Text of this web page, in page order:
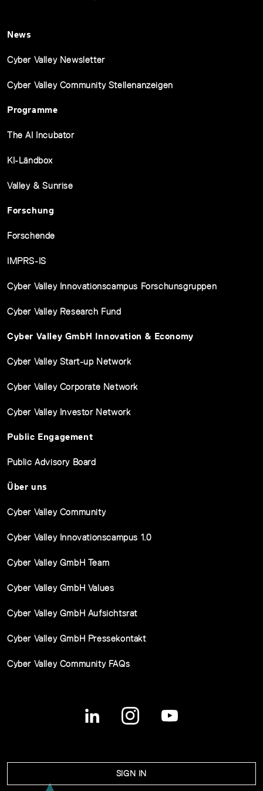
News
Cyber Valley Newsletter
Cyber Valley Community Stellenanzeigen
Programme
The AI Incubator
KI-Ländbox
Valley & Sunrise
Forschung
Forschende
IMPRS-IS
Cyber Valley Innovationscampus Forschunsgruppen
Cyber Valley Research Fund
Cyber Valley GmbH Innovation & Economy
Cyber Valley Start-up Network
Cyber Valley Corporate Network
Cyber Valley Investor Network
Public Engagement
Public Advisory Board
Über uns
Cyber Valley Community
Cyber Valley Innovationscampus 1.0
Cyber Valley GmbH Team
Cyber Valley GmbH Values
Cyber Valley GmbH Aufsichtsrat
Cyber Valley GmbH Pressekontakt
Cyber Valley Community FAQs
SIGN IN